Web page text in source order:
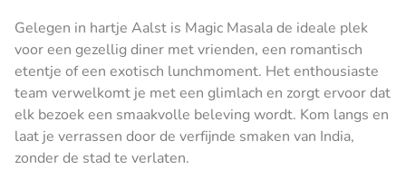
Gelegen in hartje Aalst is Magic Masala de ideale plek
voor een gezellig diner met vrienden, een romantisch
etentje of een exotisch lunchmoment. Het enthousiaste
team verwelkomt je met een glimlach en zorgt ervoor dat
elk bezoek een smaakvolle beleving wordt. Kom langs en
laat je verrassen door de verfijnde smaken van India,
zonder de stad te verlaten.